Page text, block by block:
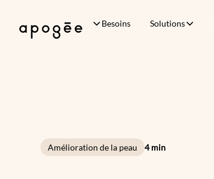
Besoins Solutions
Amélioration de la peau 4 min